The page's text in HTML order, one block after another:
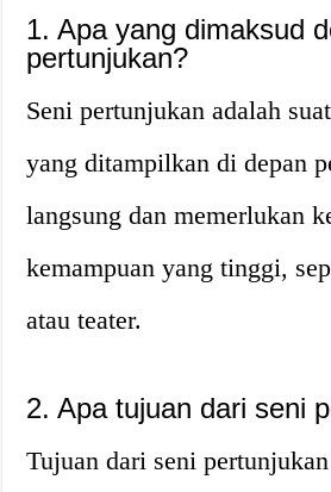
1. Apa yang dimaksud
pertunjukan?
Seni pertunjukan adalah
yang ditampilkan di depan
langsung dan memerlukan
kemampuan yang tinggi,
atau teater.
2. Apa tujuan dari seni
Tujuan dari seni